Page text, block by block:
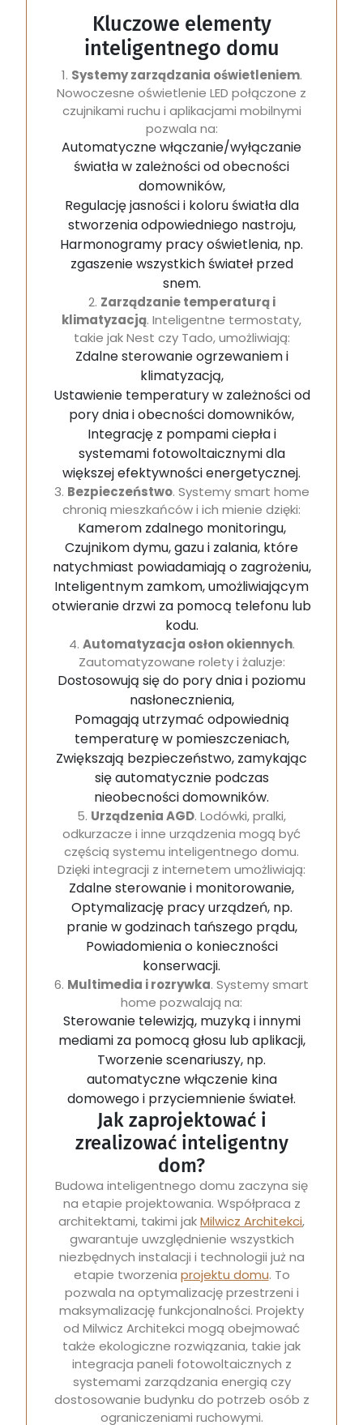
Kluczowe elementy
inteligentnego domu
1. Systemy zarządzania oświetleniem.
Nowoczesne oświetlenie LED połączone z
czujnikami ruchu i aplikacjami mobilnymi
pozwala na:
Automatyczne włączanie/wyłączanie
światła w zależności od obecności
domowników,
Regulację jasności i koloru światła dla
stworzenia odpowiedniego nastroju,
Harmonogramy pracy oświetlenia, np.
zgaszenie wszystkich świateł przed
snem.
2. Zarządzanie temperaturą i
klimatyzacją. Inteligentne termostaty,
takie jak Nest czy Tado, umożliwiają:
Zdalne sterowanie ogrzewaniem i
klimatyzacją,
Ustawienie temperatury w zależności od
pory dnia i obecności domowników,
Integrację z pompami ciepła i
systemami fotowoltaicznymi dla
większej efektywności energetycznej.
3. Bezpieczeństwo. Systemy smart home
chronią mieszkańców i ich mienie dzięki:
Kamerom zdalnego monitoringu,
Czujnikom dymu, gazu i zalania, które
natychmiast powiadamiają o zagrożeniu,
Inteligentnym zamkom, umożliwiającym
otwieranie drzwi za pomocą telefonu lub
kodu.
4. Automatyzacja osłon okiennych.
Zautomatyzowane rolety i żaluzje:
Dostosowują się do pory dnia i poziomu
nasłonecznienia,
Pomagają utrzymać odpowiednią
temperaturę w pomieszczeniach,
Zwiększają bezpieczeństwo, zamykając
się automatycznie podczas
nieobecności domowników.
5. Urządzenia AGD. Lodówki, pralki,
odkurzacze i inne urządzenia mogą być
częścią systemu inteligentnego domu.
Dzięki integracji z internetem umożliwiają:
Zdalne sterowanie i monitorowanie,
Optymalizację pracy urządzeń, np.
pranie w godzinach tańszego prądu,
Powiadomienia o konieczności
konserwacji.
6. Multimedia i rozrywka. Systemy smart
home pozwalają na:
Sterowanie telewizją, muzyką i innymi
mediami za pomocą głosu lub aplikacji,
Tworzenie scenariuszy, np.
automatyczne włączenie kina
domowego i przyciemnienie świateł.
Jak zaprojektować i
zrealizować inteligentny
dom?
Budowa inteligentnego domu zaczyna się
na etapie projektowania. Współpraca z
architektami, takimi jakMilwicz Architekci,
gwarantuje uwzględnienie wszystkich
niezbędnych instalacji i technologii już na
etapie tworzenia projektu domu. To
pozwala na optymalizację przestrzeni i
maksymalizację funkcjonalności. Projekty
od Milwicz Architekci mogą obejmować
także ekologiczne rozwiązania, takie jak
integracja paneli fotowoltaicznych z
systemami zarządzania energią czy
dostosowanie budynku do potrzeb osób z
ograniczeniami ruchowymi.